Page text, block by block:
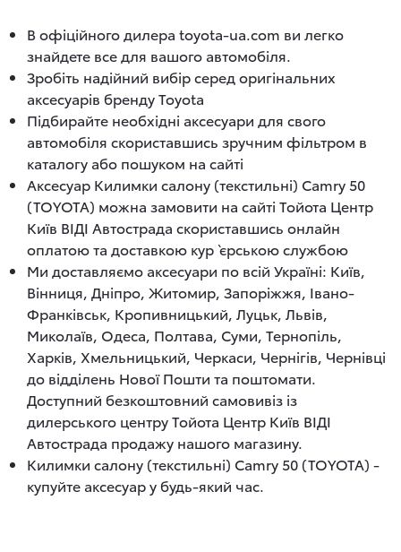
В офіційного дилера toyota-ua.com ви легко
знайдете все для вашого автомобіля.
Зробіть надійний вибір серед оригінальних
аксесуарів бренду Toyota
Підбирайте необхідні аксесуари для свого
автомобіля скориставшись зручним фільтром в
каталогу або пошуком на сайті
Аксесуар Килимки салону (текстильні) Camry 50
(TOYOTA) можна замовити на сайті Тойота Центр
Київ ВІДІ Автострада скориставшись онлайн
оплатою та доставкою кур`єрською службою
Ми доставляємо аксесуари по всій Україні: Київ,
Вінниця, Дніпро, Житомир, Запоріжжя, Івано-
Франківськ, Кропивницький, Луцьк, Львів,
Миколаїв, Одеса, Полтава, Суми, Тернопіль,
Харків, Хмельницький, Черкаси, Чернігів, Чернівці
до відділень Нової Пошти та поштомати.
Доступний безкоштовний самовивіз із
дилерського центру Тойота Центр Київ ВІДІ
Автострада продажу нашого магазину.
Килимки салону (текстильні) Camry 50 (TOYOTA) -
купуйте аксесуар у будь-який час.